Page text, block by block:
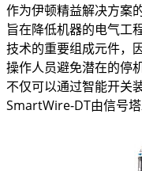
作为伊顿精益解决方案
旨在降低机器的电气工
技术的重要组成元件，
操作人员避免潜在的停
不仅可以通过智能开关
SmartWire-DT由信号塔